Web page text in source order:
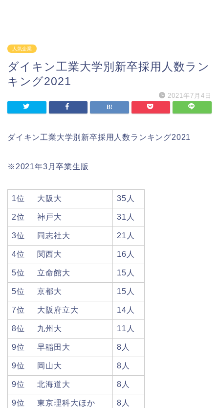
人気企業
ダイキン工業大学別新卒採用人数ラン
キング2021
2021年7月4日
ダイキン工業大学別新卒採用人数ランキング2021
※2021年3月卒業生版
1位 大阪大 35人
2位 神戸大 31人
3位 同志社大 21人
4位 関西大 16人
5位 立命館大 15人
5位 京都大 15人
7位 大阪府立大 14人
8位 九州大 11人
9位 早稲田大 8人
9位 岡山大 8人
9位 北海道大 8人
9位 東京理科大ほか 8人